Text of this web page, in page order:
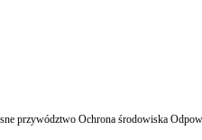
przywództwo Ochrona środowiska